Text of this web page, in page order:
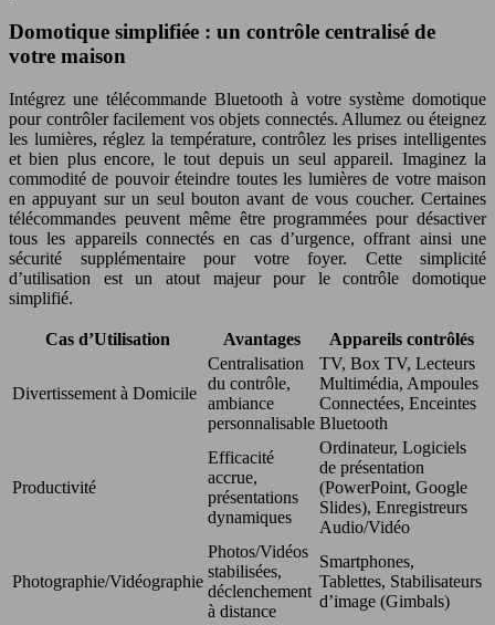
Domotique simplifiée : un contrôle centralisé de
votre maison
Intégrez une télécommande Bluetooth à votre système domotique
pour contrôler facilement vos objets connectés. Allumez ou éteignez
les lumières, réglez la température, contrôlez les prises intelligentes
et bien plus encore, le tout depuis un seul appareil. Imaginez la
commodité de pouvoir éteindre toutes les lumières de votre maison
en appuyant sur un seul bouton avant de vous coucher. Certaines
télécommandes peuvent même être programmées pour désactiver
tous les appareils connectés en cas d’urgence, offrant ainsi une
sécurité supplémentaire pour votre foyer. Cette simplicité
d’utilisation est un atout majeur pour le contrôle domotique
simplifié.
Cas d’Utilisation Avantages Appareils contrôlés
Divertissement à Domicile
Centralisation
du contrôle,
ambiance
personnalisable
TV, Box TV, Lecteurs
Multimédia, Ampoules
Connectées, Enceintes
Bluetooth
Productivité
Efficacité
accrue,
présentations
dynamiques
Ordinateur, Logiciels
de présentation
(PowerPoint, Google
Slides), Enregistreurs
Audio/Vidéo
Photographie/Vidéographie
Photos/Vidéos
stabilisées,
déclenchement
à distance
Smartphones,
Tablettes, Stabilisateurs
d’image (Gimbals)